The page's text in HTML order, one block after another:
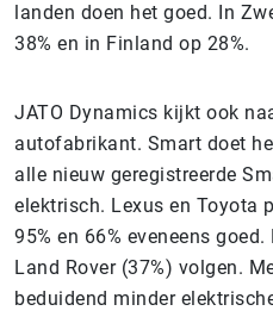
landen doen het goed. In
38% en in Finland op 28%.
JATO Dynamics kijkt ook
autofabrikant. Smart doet
alle nieuw geregistreerde
elektrisch. Lexus en Toyota
95% en 66% eveneens
Land Rover (37%) volgen.
beduidend minder